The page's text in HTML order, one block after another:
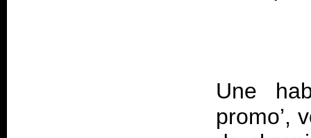
Une
promo’,